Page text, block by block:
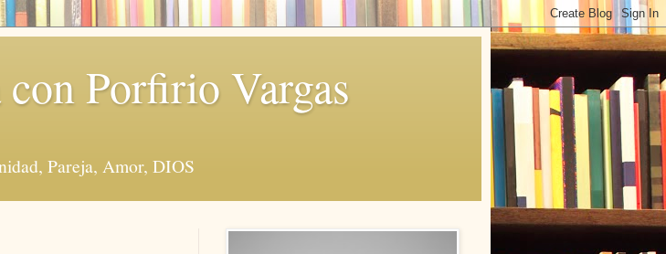
Porfirio Vargas
Pareja, Amor, DIOS